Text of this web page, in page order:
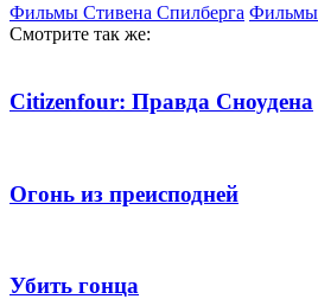
Фильмы Стивена Спилберга Фильмы
Смотрите так же:
Citizenfour: Правда Сноудена
Огонь из преисподней
Убить гонца